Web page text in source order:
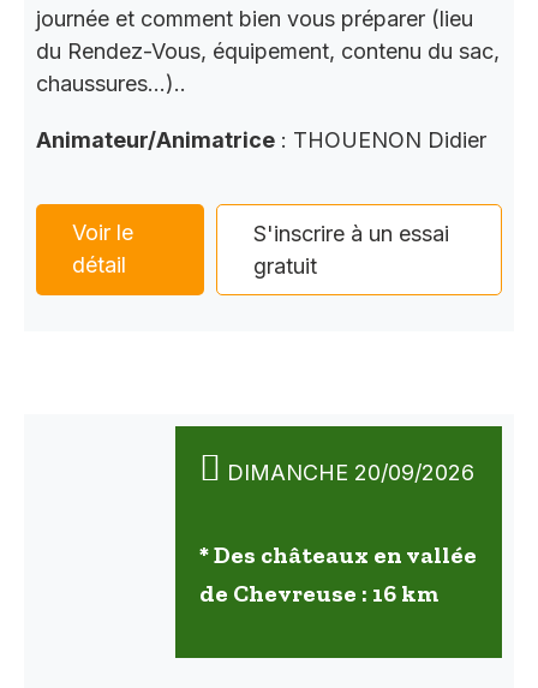
journée et comment bien vous préparer (lieu
du Rendez-Vous, équipement, contenu du sac,
chaussures…)..
Animateur/Animatrice : THOUENON Didier
Voir le
détail
S'inscrire à un essai
gratuit
DIMANCHE 20/09/2026
* Des châteaux en vallée
de Chevreuse : 16 km